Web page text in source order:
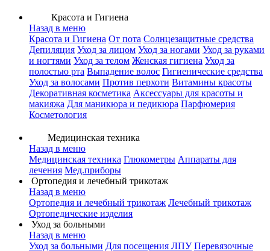
Красота и Гигиена
Назад в меню
Красота и Гигиена От пота Солнцезащитные средства
Депиляция Уход за лицом Уход за ногами Уход за руками
и ногтями Уход за телом Женская гигиена Уход за
полостью рта Выпадение волос Гигиенические средства
Уход за волосами Против перхоти Витамины красоты
Декоративная косметика Аксессуары для красоты и
макияжа Для маникюра и педикюра Парфюмерия
Косметология
Медицинская техника
Назад в меню
Медицинская техника Глюкометры Аппараты для
лечения Мед.приборы
Ортопедия и лечебный трикотаж
Назад в меню
Ортопедия и лечебный трикотаж Лечебный трикотаж
Ортопедические изделия
Уход за больными
Назад в меню
Уход за больными Для посещения ЛПУ Перевязочные